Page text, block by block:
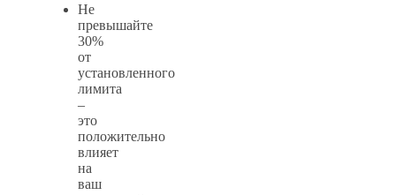
Не
превышайте
30%
от
установленного
лимита
–
это
положительно
влияет
на
ваш